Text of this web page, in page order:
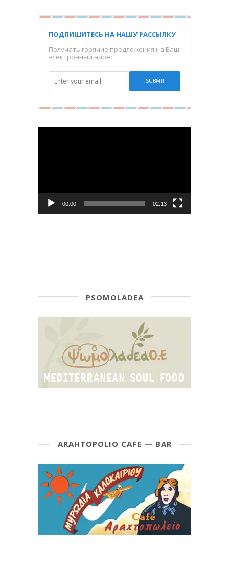
ПОДПИШИТЕСЬ НА НАШУ РАССЫЛКУ
Получать горячие предложения на Ваш
электронный адрес
00:00 02:13
PSOMOLADEA
ARAHTOPOLIO CAFE — BAR